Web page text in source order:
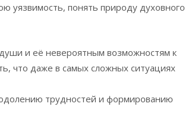
уязвимость, понять природу духовного
и её невероятным возможностям к
что даже в самых сложных ситуациях
трудностей и формированию